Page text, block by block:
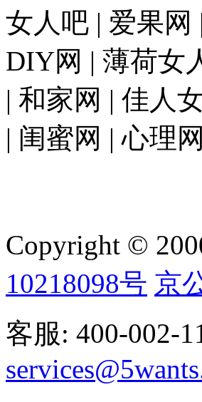
女人吧 | 爱果网
DIY网 | 薄荷女
| 和家网 | 佳人
| 闺蜜网 | 心理
Copyright ©
10218098号 京
客服: 400-002-